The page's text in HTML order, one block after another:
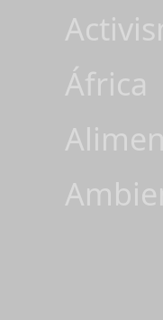
África